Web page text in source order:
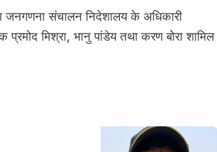
जनगणना संचालन निदेशालय के अधिकारी
मिश्रा, भानु पांडेय तथा करण बोरा शामिल